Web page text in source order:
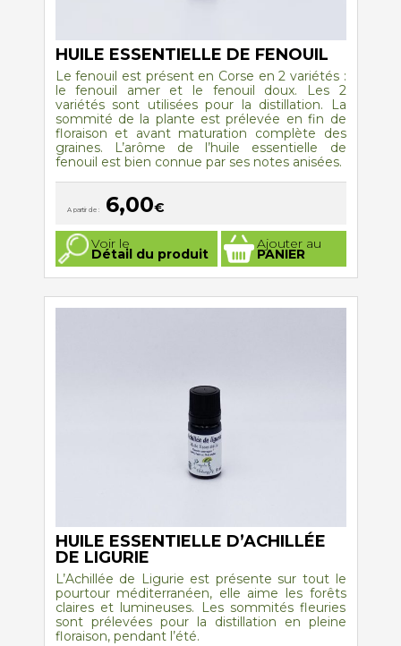
HUILE ESSENTIELLE DE FENOUIL
Le fenouil est présent en Corse en 2 variétés :
le fenouil amer et le fenouil doux. Les 2
variétés sont utilisées pour la distillation. La
sommité de la plante est prélevée en fin de
floraison et avant maturation complète des
graines. L’arôme de l’huile essentielle de
fenouil est bien connue par ses notes anisées.
A partir de : 6,00€
Voir le
Détail du produit
Ajouter au
PANIER
Ce
produit
a
plusieurs
Les
options
HUILE ESSENTIELLE D’ACHILLÉE
DE LIGURIE
L’Achillée de Ligurie est présente sur tout le
pourtour méditerranéen, elle aime les forêts
claires et lumineuses. Les sommités fleuries
sont prélevées pour la distillation en pleine
floraison, pendant l’été.